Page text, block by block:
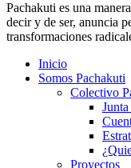
Pachakuti es una
decir y de ser, anuncia
transformaciones
Inicio
Somos Pachakuti
Colectivo
Proyectos